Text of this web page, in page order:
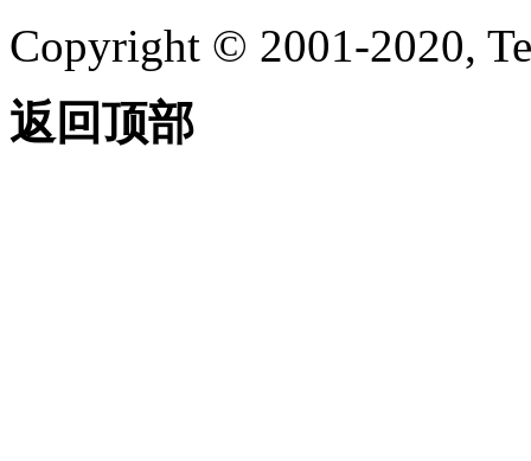
Copyright © 2001-2020,
返回顶部